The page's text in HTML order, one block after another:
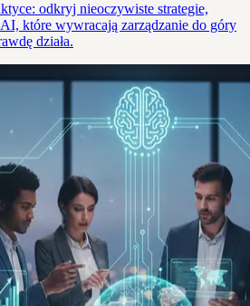
odkryj nieoczywiste strategie,
które wywracają zarządzanie do góry
działa.